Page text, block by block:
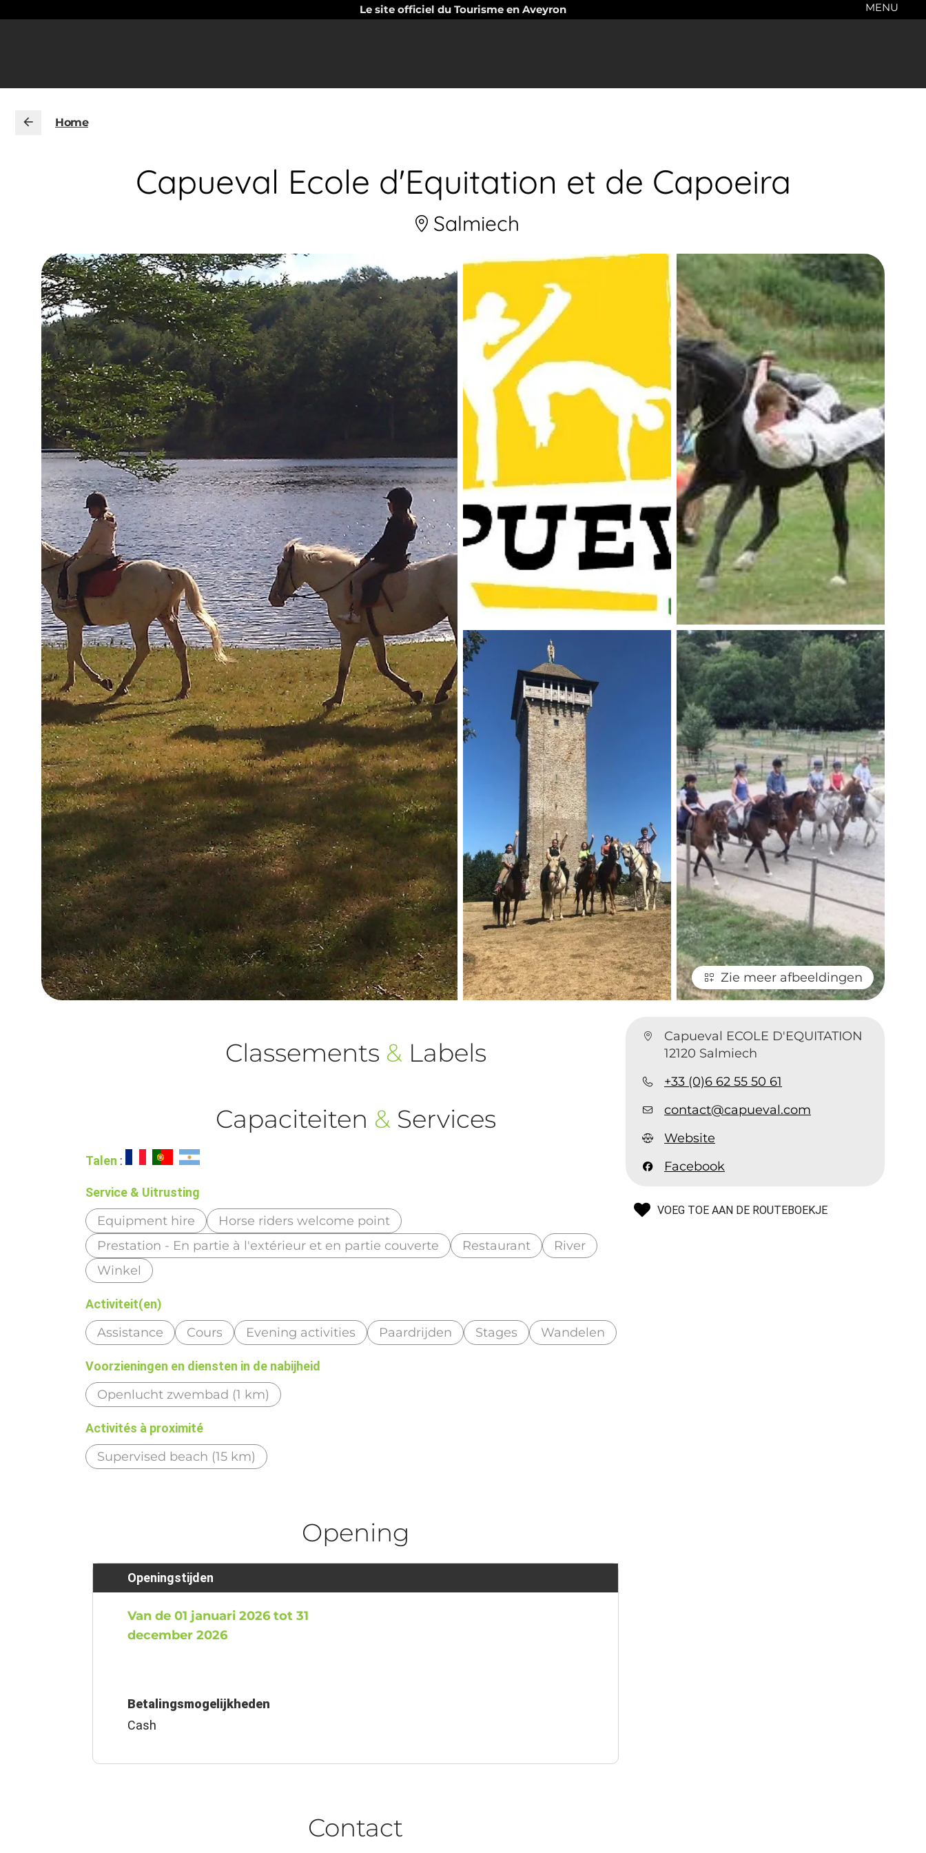
Le site officiel du Tourisme en Aveyron MENU
Home
Capueval Ecole d'Equitation et de Capoeira
Salmiech
Zie meer afbeeldingen
Capueval ECOLE D'EQUITATION
12120 Salmiech
+33 (0)6 62 55 50 61
contact@capueval.com
Website
Facebook
VOEG TOE AAN DE ROUTEBOEKJE
Classements & Labels
Capaciteiten & Services
Talen :
Service & Uitrusting
Equipment hire
Horse riders welcome point
Prestation - En partie à l'extérieur et en partie couverte
Restaurant
River
Winkel
Activiteit(en)
Assistance Cours Evening activities Paardrijden Stages Wandelen
Voorzieningen en diensten in de nabijheid
Openlucht zwembad (1 km)
Activités à proximité
Supervised beach (15 km)
Opening
Openingstijden
Van de 01 januari 2026 tot 31
december 2026
Betalingsmogelijkheden
Cash
Contact